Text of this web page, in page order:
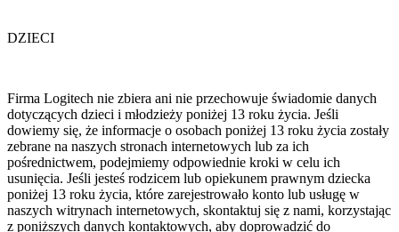
DZIECI
Firma Logitech nie zbiera ani nie przechowuje świadomie danych
dotyczących dzieci i młodzieży poniżej 13 roku życia. Jeśli
dowiemy się, że informacje o osobach poniżej 13 roku życia zostały
zebrane na naszych stronach internetowych lub za ich
pośrednictwem, podejmiemy odpowiednie kroki w celu ich
usunięcia. Jeśli jesteś rodzicem lub opiekunem prawnym dziecka
poniżej 13 roku życia, które zarejestrowało konto lub usługę w
naszych witrynach internetowych, skontaktuj się z nami, korzystając
z poniższych danych kontaktowych, aby doprowadzić do